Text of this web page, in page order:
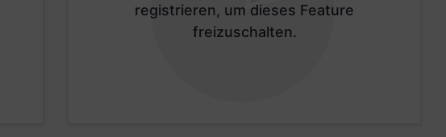
registrieren, um dieses Feature
freizuschalten.